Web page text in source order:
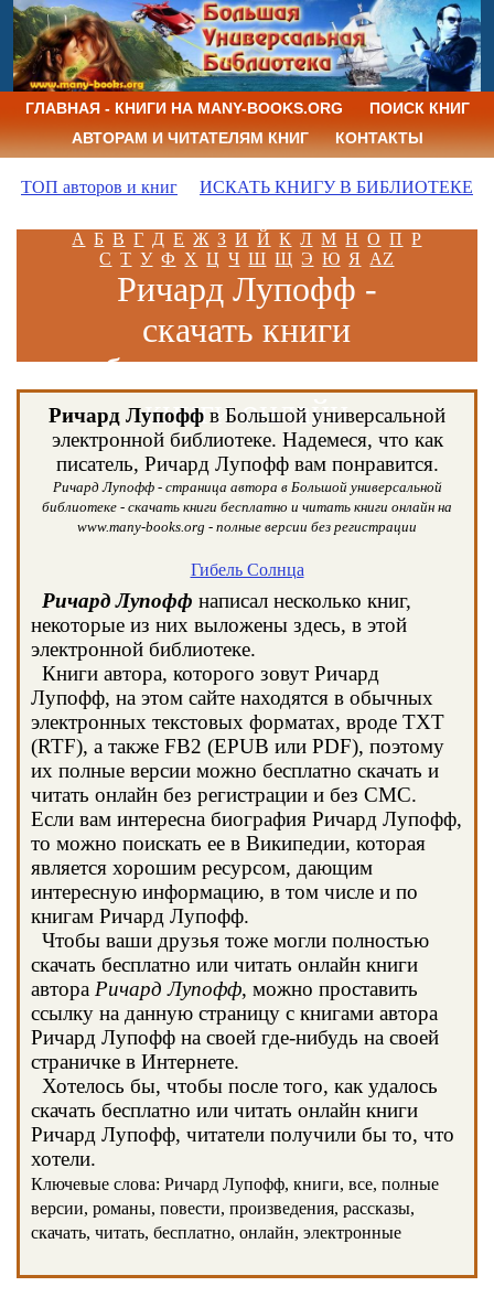
ГЛАВНАЯ - КНИГИ НА MANY-BOOKS.ORG
ПОИСК КНИГ
АВТОРАМ И ЧИТАТЕЛЯМ КНИГ
КОНТАКТЫ
ТОП авторов и книг ИСКАТЬ КНИГУ В БИБЛИОТЕКЕ
А Б В Г Д Е Ж З И Й К Л М Н О П Р
С Т У Ф Х Ц Ч Ш Щ Э Ю Я AZ
Ричард Лупофф -
скачать книги
бесплатно и читать
книги онлайн
Ричард Лупофф в Большой универсальной
электронной библиотеке. Надемеся, что как
писатель, Ричард Лупофф вам понравится.
Ричард Лупофф - страница автора в Большой универсальной
библиотеке - скачать книги бесплатно и читать книги онлайн на
www.many-books.org - полные версии без регистрации
Гибель Солнца
Ричард Лупофф написал несколько книг,
некоторые из них выложены здесь, в этой
электронной библиотеке.
Книги автора, которого зовут Ричард
Лупофф, на этом сайте находятся в обычных
электронных текстовых форматах, вроде TXT
(RTF), а также FB2 (EPUB или PDF), поэтому
их полные версии можно бесплатно скачать и
читать онлайн без регистрации и без СМС.
Если вам интересна биография Ричард Лупофф,
то можно поискать ее в Википедии, которая
является хорошим ресурсом, дающим
интересную информацию, в том числе и по
книгам Ричард Лупофф.
Чтобы ваши друзья тоже могли полностью
скачать бесплатно или читать онлайн книги
автора Ричард Лупофф, можно проставить
ссылку на данную страницу с книгами автора
Ричард Лупофф на своей где-нибудь на своей
страничке в Интернете.
Хотелось бы, чтобы после того, как удалось
скачать бесплатно или читать онлайн книги
Ричард Лупофф, читатели получили бы то, что
хотели.
Ключевые слова: Ричард Лупофф, книги, все, полные
версии, романы, повести, произведения, рассказы,
скачать, читать, бесплатно, онлайн, электронные